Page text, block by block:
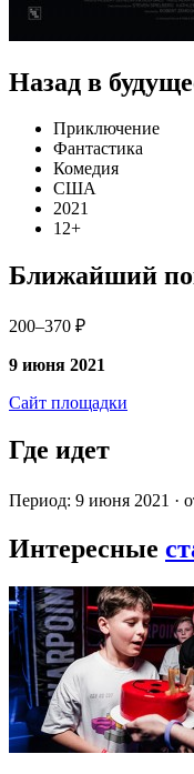
Назад в
Приключение
Фантастика
Комедия
США
2021
12+
Ближайший
200–370 ₽
9 июня 2021
Сайт площадки
Где идет
Период: 9 июня 2021 ·
Интересные